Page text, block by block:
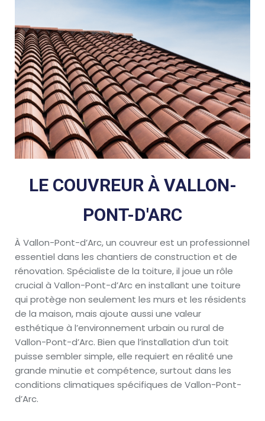
LE COUVREUR À VALLON-
PONT-D'ARC
À Vallon-Pont-d’Arc, un couvreur est un professionnel
essentiel dans les chantiers de construction et de
rénovation. Spécialiste de la toiture, il joue un rôle
crucial à Vallon-Pont-d’Arc en installant une toiture
qui protège non seulement les murs et les résidents
de la maison, mais ajoute aussi une valeur
esthétique à l’environnement urbain ou rural de
Vallon-Pont-d’Arc. Bien que l’installation d’un toit
puisse sembler simple, elle requiert en réalité une
grande minutie et compétence, surtout dans les
conditions climatiques spécifiques de Vallon-Pont-
d’Arc.